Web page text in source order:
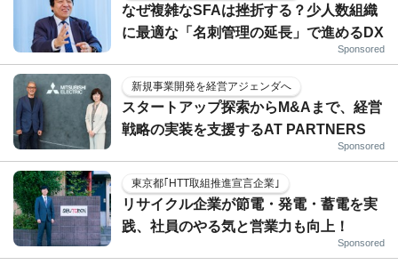
なぜ複雑なSFAは挫折する？少人数組織
に最適な「名刺管理の延長」で進めるDX
Sponsored
新規事業開発を経営アジェンダへ
スタートアップ探索からM&Aまで、経営
戦略の実装を支援するAT PARTNERS
Sponsored
東京都｢HTT取組推進宣言企業｣
リサイクル企業が節電・発電・蓄電を実
践、社員のやる気と営業力も向上！
Sponsored